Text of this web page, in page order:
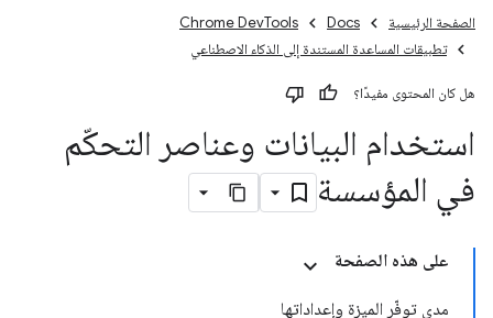
الصفحة الرئيسية Docs
Chrome DevTools
تطبيقات المساعدة المستندة إلى الذكاء الاصطناعي
هل كان المحتوى مفيدًا؟
استخدام البيانات وعناصر التحكّم
في المؤسسة
على هذه الصفحة
مدى توفّر الميزة وإعداداتها